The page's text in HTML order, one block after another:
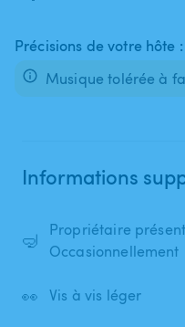
Précisions de votre hôte :
Musique tolérée à
Informations
🤿
Propriétaire
Occasionnellement
👀 Vis à vis léger